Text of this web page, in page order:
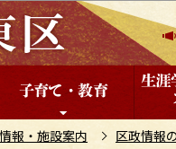
報・施設案内 区政情報